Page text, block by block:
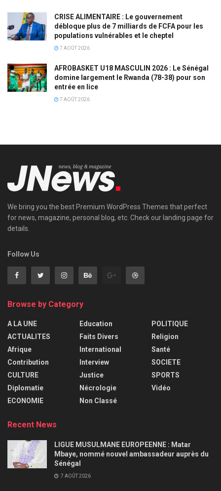
CRISE ALIMENTAIRE : Le gouvernement
débloque plus de 7 milliards de FCFA pour les
populations vulnérables et le cheptel
7 AOÛT 2026
AFROBASKET U18 MASCULIN 2026 : Le Sénégal
domine largement le Rwanda (78-38) pour son
entrée en lice
7 AOÛT 2026
We bring you the best Premium WordPress Themes that perfect
for news, magazine, personal blog, etc. Check our landing page for
details.
Follow Us
Browse by Category
A LA UNE
ACTUALITES
Afrique
Contribution
CULTURE
Diplomatie
ECONOMIE
Education
Faits Divers
International
Interview
Justice
Nécrologie
Non Classé
POLITIQUE
Religion
Santé
SOCIETE
SPORTS
Vidéo
Recent News
LIGUE MUSULMANE EUROPEENNE : Matar
Mbaye, nommé nouvel ambassadeur auprès du
Sénégal
7 AOÛT 2026